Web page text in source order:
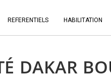
REFERENTIELS HABILITATION
DAKAR